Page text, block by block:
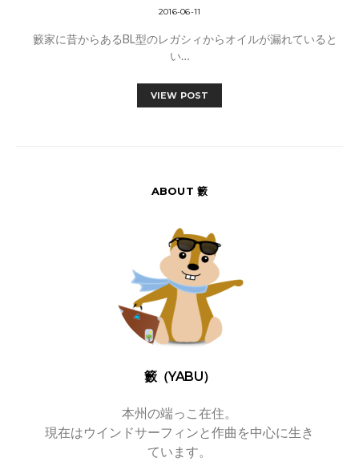
2016-06-11
籔家に昔からあるBL型のレガシィからオイルが漏れていると
い…
VIEW POST
ABOUT 籔
籔（YABU）
本州の端っこ在住。
現在はウインドサーフィンと作曲を中心に生き
ています。